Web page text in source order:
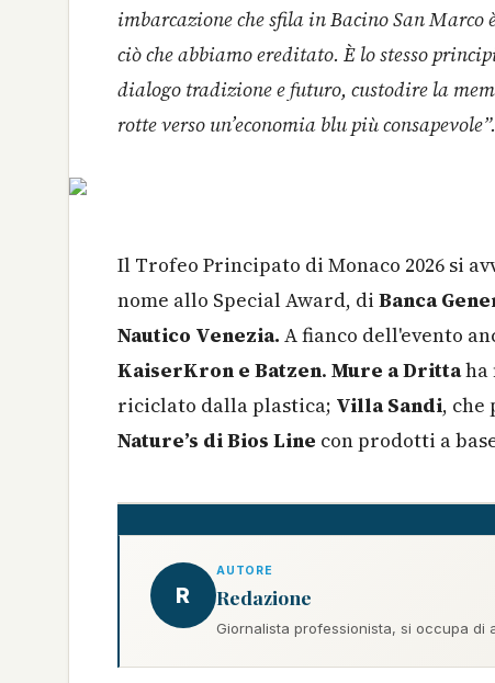
imbarcazione che sfila in Bacino San Marco
ciò che abbiamo ereditato. È lo stesso
dialogo tradizione e futuro, custodire la
rotte verso un’economia blu più consapevole”.
Il Trofeo Principato di Monaco 2026 si
nome allo Special Award, di Banca
Nautico Venezia. A fianco dell'evento
KaiserKron e Batzen. Mure a Drittaha
riciclato dalla plastica; Villa Sandi, che
Nature’s di Bios Line con prodotti a
R
AUTORE
Redazione
Giornalista professionista, si occupa di